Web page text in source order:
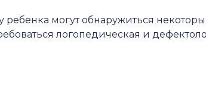
могут обнаружиться
логопедическая и